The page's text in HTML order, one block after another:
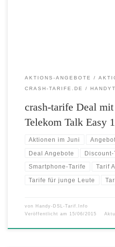
AKTIONS-ANGEBOTE
CRASH-TARIFE.DE
crash-tarife Deal
Telekom Talk Easy
Aktionen im Juni
Deal Angebote Discount-
Smartphone-Tarife Tarif
Tarife für junge Leute
von Handy-DSL-Tarif.Info
Veröffentlicht am
15/06/2015